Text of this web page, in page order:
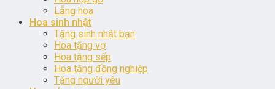
Lẵng hoa
Hoa sinh nhật
Tặng sinh nhật bạn
Hoa tặng vợ
Hoa tặng sếp
Hoa tặng đồng nghiệp
Tặng người yêu